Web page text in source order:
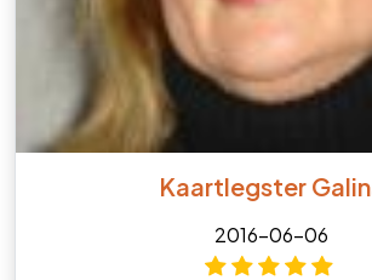
Kaartlegster
2016-06-06